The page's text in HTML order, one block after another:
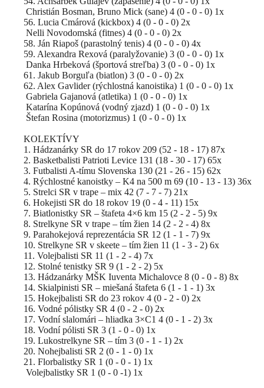
Christián Bosman, Bruno Mick (sane) 4 (0 - 0 - 0) 1x
56. Lucia Cmárová (kickbox) 4 (0 - 0 - 0) 2x
Nelli Novodomská (fitnes) 4 (0 - 0 - 0) 2x
58. Ján Riapoš (parastolný tenis) 4 (0 - 0 - 0) 4x
59. Alexandra Rexová (paralyžovanie) 3 (0 - 0 - 0) 1x
Danka Hrbeková (športová streľba) 3 (0 - 0 - 0) 1x
61. Jakub Borguľa (biatlon) 3 (0 - 0 - 0) 2x
62. Alex Gavlider (rýchlostná kanoistika) 1 (0 - 0 - 0) 1x
Gabriela Gajanová (atletika) 1 (0 - 0 - 0) 1x
Katarína Kopúnová (vodný zjazd) 1 (0 - 0 - 0) 1x
Štefan Rosina (motorizmus) 1 (0 - 0 - 0) 1x
KOLEKTÍVY
1. Hádzanárky SR do 17 rokov 209 (52 - 18 - 17) 87x
2. Basketbalisti Patrioti Levice 131 (18 - 30 - 17) 65x
3. Futbalisti A‑tímu Slovenska 130 (21 - 26 - 15) 62x
4. Rýchlostné kanoistky – K4 na 500 m 69 (10 - 13 - 13) 36x
5. Strelci SR v trape – mix 42 (7 - 7 - 7) 21x
6. Hokejisti SR do 18 rokov 19 (0 - 4 - 11) 15x
7. Biatlonistky SR – štafeta 4×6 km 15 (2 - 2 - 5) 9x
8. Strelkyne SR v trape – tím žien 14 (2 - 2 - 4) 8x
9. Parahokejová reprezentácia SR 12 (1 - 1 - 7) 9x
10. Strelkyne SR v skeete – tím žien 11 (1 - 3 - 2) 6x
11. Volejbalisti SR 11 (1 - 2 - 4) 7x
12. Stolné tenistky SR 9 (1 - 2 - 2) 5x
13. Hádzanárky MŠK Iuventa Michalovce 8 (0 - 0 - 8) 8x
14. Skialpinisti SR – miešaná štafeta 6 (1 - 1 - 1) 3x
15. Hokejbalisti SR do 23 rokov 4 (0 - 2 - 0) 2x
16. Vodné pólistky SR 4 (0 - 2 - 0) 2x
17. Vodní slalomári – hliadka 3×C1 4 (0 - 1 - 2) 3x
18. Vodní pólisti SR 3 (1 - 0 - 0) 1x
19. Lukostrelkyne SR – tím 3 (0 - 1 - 1) 2x
20. Nohejbalisti SR 2 (0 - 1 - 0) 1x
21. Florbalistky SR 1 (0 - 0 - 1) 1x
Volejbalistky SR 1 (0 - 0 -1) 1x